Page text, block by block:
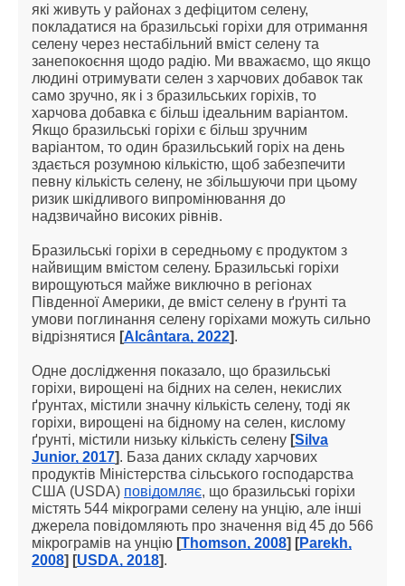
які живуть у районах з дефіцитом селену,
покладатися на бразильські горіхи для отримання
селену через нестабільний вміст селену та
занепокоєння щодо радію. Ми вважаємо, що якщо
людині отримувати селен з харчових добавок так
само зручно, як і з бразильських горіхів, то
харчова добавка є більш ідеальним варіантом.
Якщо бразильські горіхи є більш зручним
варіантом, то один бразильський горіх на день
здається розумною кількістю, щоб забезпечити
певну кількість селену, не збільшуючи при цьому
ризик шкідливого випромінювання до
надзвичайно високих рівнів.
Бразильські горіхи в середньому є продуктом з
найвищим вмістом селену. Бразильські горіхи
вирощуються майже виключно в регіонах
Південної Америки, де вміст селену в ґрунті та
умови поглинання селену горіхами можуть сильно
відрізнятися [Alcântara, 2022].
Одне дослідження показало, що бразильські
горіхи, вирощені на бідних на селен, некислих
ґрунтах, містили значну кількість селену, тоді як
горіхи, вирощені на бідному на селен, кислому
ґрунті, містили низьку кількість селену [Silva
Junior, 2017]. База даних складу харчових
продуктів Міністерства сільського господарства
США (USDA) повідомляє, що бразильські горіхи
містять 544 мікрограми селену на унцію, але інші
джерела повідомляють про значення від 45 до 566
мікрограмів на унцію [Thomson, 2008] [Parekh,
2008] [USDA, 2018].